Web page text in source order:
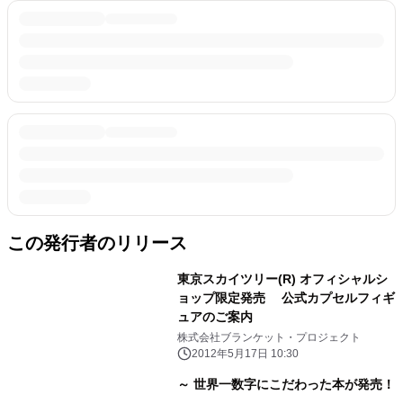
この発行者のリリース
東京スカイツリー(R) オフィシャルシ
ョップ限定発売 公式カプセルフィギ
ュアのご案内
株式会社ブランケット・プロジェクト
2012年5月17日 10:30
～ 世界一数字にこだわった本が発売！